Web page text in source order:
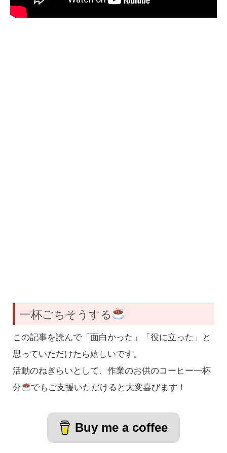
一杯ごちそうする
この記事を読んで「面白かった」「役に立った」と
思っていただけたら嬉しいです。
活動のねぎらいとして、作業のお供のコーヒー一杯
分
でもご支援いただけると大変喜びます！
Buy me a coffee